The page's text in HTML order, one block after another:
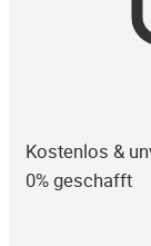
Kostenlos &
0% geschafft